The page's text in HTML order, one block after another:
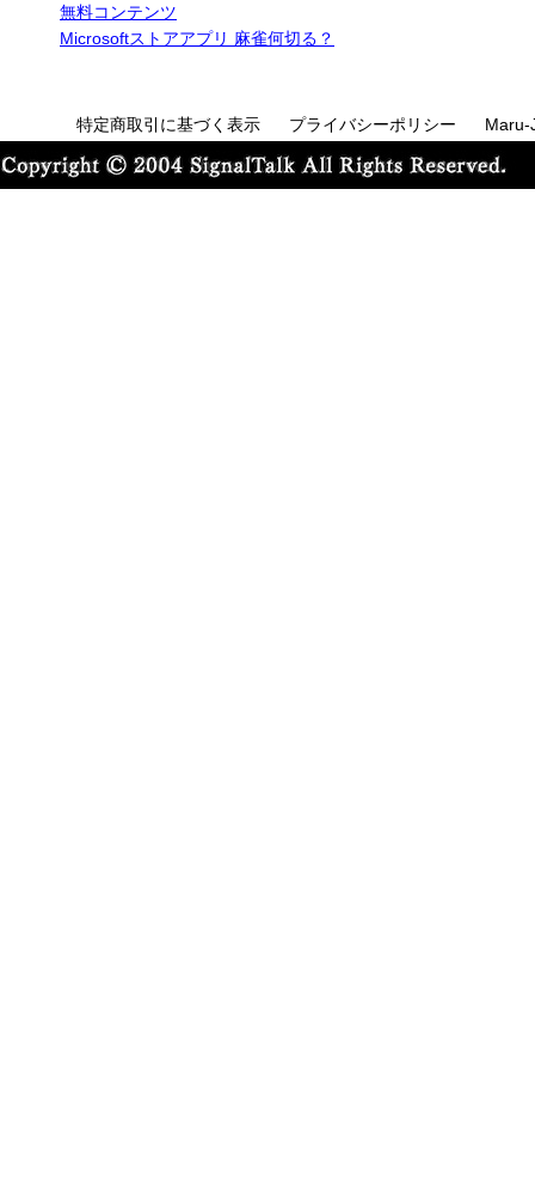
無料コンテンツ
Microsoftストアアプリ 麻雀何切る？
特定商取引に基づく表示 プライバシーポリシー Maru-